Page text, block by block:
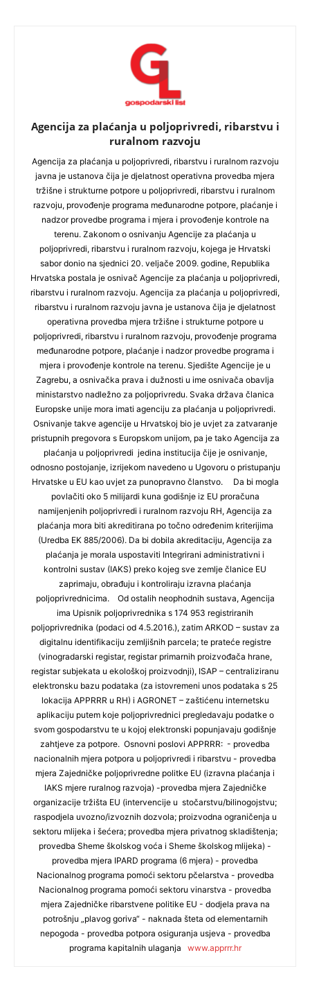
Agencija za plaćanja u poljoprivredi, ribarstvu i
ruralnom razvoju
Agencija za plaćanja u poljoprivredi, ribarstvu i ruralnom razvoju
javna je ustanova čija je djelatnost operativna provedba mjera
tržišne i strukturne potpore u poljoprivredi, ribarstvu i ruralnom
razvoju, provođenje programa međunarodne potpore, plaćanje i
nadzor provedbe programa i mjera i provođenje kontrole na
terenu. Zakonom o osnivanju Agencije za plaćanja u
poljoprivredi, ribarstvu i ruralnom razvoju, kojega je Hrvatski
sabor donio na sjednici 20. veljače 2009. godine, Republika
Hrvatska postala je osnivač Agencije za plaćanja u poljoprivredi,
ribarstvu i ruralnom razvoju. Agencija za plaćanja u poljoprivredi,
ribarstvu i ruralnom razvoju javna je ustanova čija je djelatnost
operativna provedba mjera tržišne i strukturne potpore u
poljoprivredi, ribarstvu i ruralnom razvoju, provođenje programa
međunarodne potpore, plaćanje i nadzor provedbe programa i
mjera i provođenje kontrole na terenu. Sjedište Agencije je u
Zagrebu, a osnivačka prava i dužnosti u ime osnivača obavlja
ministarstvo nadležno za poljoprivredu. Svaka država članica
Europske unije mora imati agenciju za plaćanja u poljoprivredi.
Osnivanje takve agencije u Hrvatskoj bio je uvjet za zatvaranje
pristupnih pregovora s Europskom unijom, pa je tako Agencija za
plaćanja u poljoprivredi jedina institucija čije je osnivanje,
odnosno postojanje, izrijekom navedeno u Ugovoru o pristupanju
Hrvatske u EU kao uvjet za punopravno članstvo. Da bi mogla
povlačiti oko 5 milijardi kuna godišnje iz EU proračuna
namijenjenih poljoprivredi i ruralnom razvoju RH, Agencija za
plaćanja mora biti akreditirana po točno određenim kriterijima
(Uredba EK 885/2006). Da bi dobila akreditaciju, Agencija za
plaćanja je morala uspostaviti Integrirani administrativni i
kontrolni sustav (IAKS) preko kojeg sve zemlje članice EU
zaprimaju, obrađuju i kontroliraju izravna plaćanja
poljoprivrednicima. Od ostalih neophodnih sustava, Agencija
ima Upisnik poljoprivrednika s 174 953 registriranih
poljoprivrednika (podaci od 4.5.2016.), zatim ARKOD – sustav za
digitalnu identifikaciju zemljišnih parcela; te prateće registre
(vinogradarski registar, registar primarnih proizvođača hrane,
registar subjekata u ekološkoj proizvodnji), ISAP – centraliziranu
elektronsku bazu podataka (za istovremeni unos podataka s 25
lokacija APPRRR u RH) i AGRONET – zaštićenu internetsku
aplikaciju putem koje poljoprivrednici pregledavaju podatke o
svom gospodarstvu te u kojoj elektronski popunjavaju godišnje
zahtjeve za potpore. Osnovni poslovi APPRRR: - provedba
nacionalnih mjera potpora u poljoprivredi i ribarstvu - provedba
mjera Zajedničke poljoprivredne politke EU (izravna plaćanja i
IAKS mjere ruralnog razvoja) -provedba mjera Zajedničke
organizacije tržišta EU (intervencije u stočarstvu/bilinogojstvu;
raspodjela uvozno/izvoznih dozvola; proizvodna ograničenja u
sektoru mlijeka i šećera; provedba mjera privatnog skladištenja;
provedba Sheme školskog voća i Sheme školskog mlijeka) -
provedba mjera IPARD programa (6 mjera) - provedba
Nacionalnog programa pomoći sektoru pčelarstva - provedba
Nacionalnog programa pomoći sektoru vinarstva - provedba
mjera Zajedničke ribarstvene politike EU - dodjela prava na
potrošnju „plavog goriva“ - naknada šteta od elementarnih
nepogoda - provedba potpora osiguranja usjeva - provedba
programa kapitalnih ulaganja www.apprrr.hr